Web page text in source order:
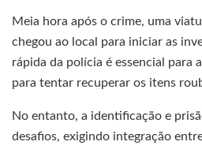
Meia hora após o crime, uma
chegou ao local para iniciar as
rápida da polícia é essencial para
para tentar recuperar os itens
No entanto, a identificação e
desafios, exigindo integração